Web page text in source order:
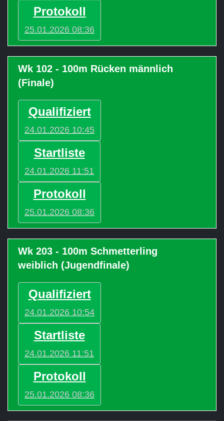
Protokoll
25.01.2026 08:36
Wk 102 - 100m Rücken männlich
(Finale)
Qualifiziert
24.01.2026 10:45
Startliste
24.01.2026 11:51
Protokoll
25.01.2026 08:36
Wk 203 - 100m Schmetterling
weiblich (Jugendfinale)
Qualifiziert
24.01.2026 10:54
Startliste
24.01.2026 11:51
Protokoll
25.01.2026 08:36